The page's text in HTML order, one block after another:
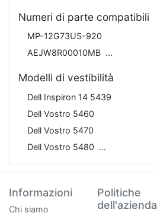
Numeri di parte compatibili
MP-12G73US-920
AEJW8R00010MB
Modelli di vestibilità
Dell Inspiron 14 5439
Dell Vostro 5460
Dell Vostro 5470
Dell Vostro 5480
Informazioni
Chi siamo
Politiche
dell'azienda